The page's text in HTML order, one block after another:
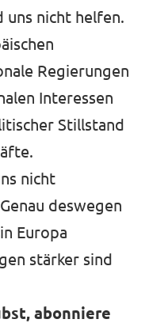
uns nicht helfen.
Regierungen
Interessen
Stillstand
nicht
deswegen
Europa
stärker sind
abonniere